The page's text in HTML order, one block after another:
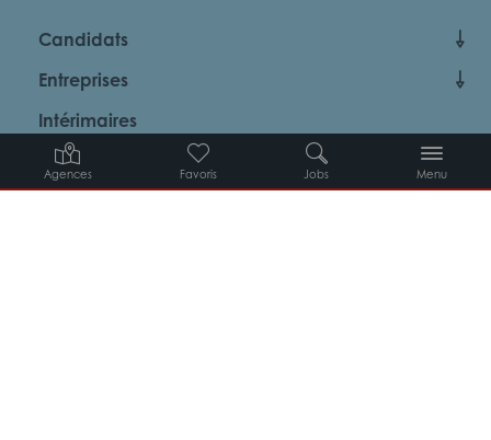
Agences Favoris Jobs Menu
Candidats
Entreprises
Intérimaires
À propos d’Adéquat